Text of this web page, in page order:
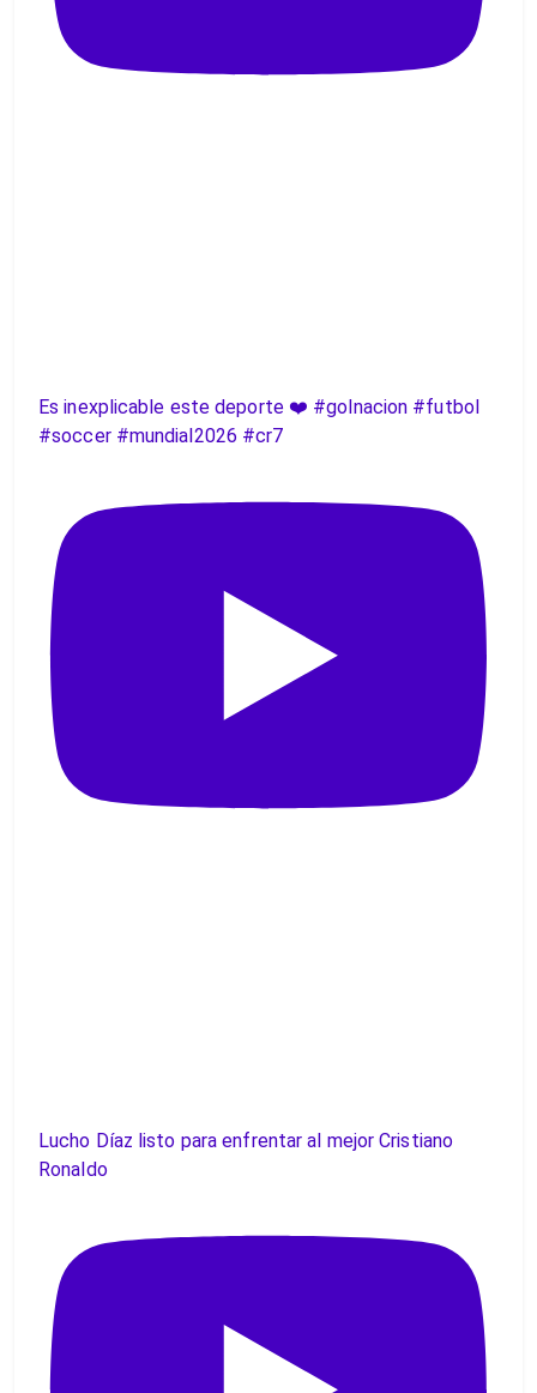
Es inexplicable este deporte ❤️ #golnacion #futbol
#soccer #mundial2026 #cr7
Lucho Díaz listo para enfrentar al mejor Cristiano
Ronaldo